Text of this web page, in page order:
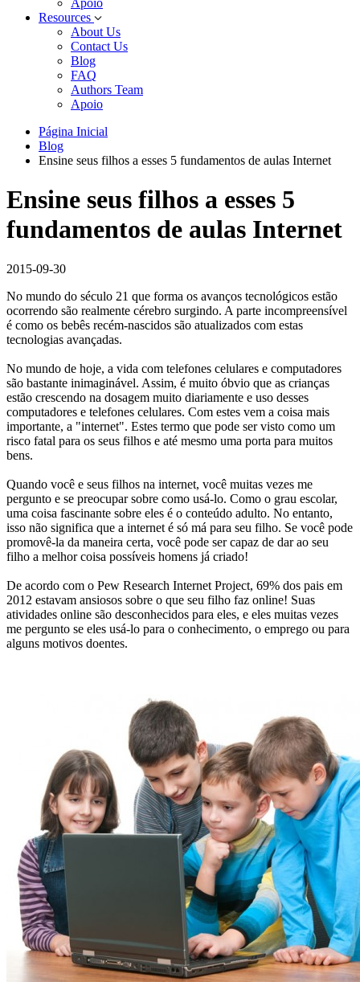
Apoio
Resources
About Us
Contact Us
Blog
FAQ
Authors Team
Apoio
Página Inicial
Blog
Ensine seus filhos a esses 5 fundamentos de aulas Internet
Ensine seus filhos a esses 5
fundamentos de aulas Internet
2015-09-30
No mundo do século 21 que forma os avanços tecnológicos estão
ocorrendo são realmente cérebro surgindo. A parte incompreensível
é como os bebês recém-nascidos são atualizados com estas
tecnologias avançadas.
No mundo de hoje, a vida com telefones celulares e computadores
são bastante inimaginável. Assim, é muito óbvio que as crianças
estão crescendo na dosagem muito diariamente e uso desses
computadores e telefones celulares. Com estes vem a coisa mais
importante, a "internet". Estes termo que pode ser visto como um
risco fatal para os seus filhos e até mesmo uma porta para muitos
bens.
Quando você e seus filhos na internet, você muitas vezes me
pergunto e se preocupar sobre como usá-lo. Como o grau escolar,
uma coisa fascinante sobre eles é o conteúdo adulto. No entanto,
isso não significa que a internet é só má para seu filho. Se você pode
promovê-la da maneira certa, você pode ser capaz de dar ao seu
filho a melhor coisa possíveis homens já criado!
De acordo com o Pew Research Internet Project, 69% dos pais em
2012 estavam ansiosos sobre o que seu filho faz online! Suas
atividades online são desconhecidos para eles, e eles muitas vezes
me pergunto se eles usá-lo para o conhecimento, o emprego ou para
alguns motivos doentes.